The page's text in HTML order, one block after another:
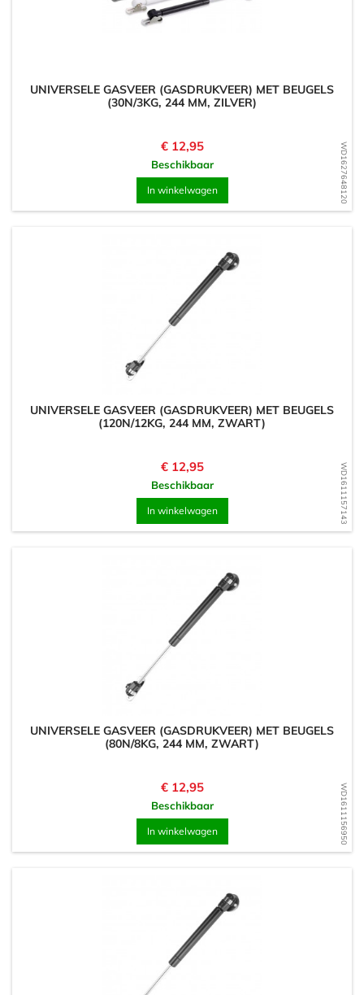
WD1627648120
UNIVERSELE GASVEER (GASDRUKVEER) MET BEUGELS
(30N/3KG, 244 MM, ZILVER)
Prijs
€ 12,95
Beschikbaar
In winkelwagen
WD1611157143
UNIVERSELE GASVEER (GASDRUKVEER) MET BEUGELS
(120N/12KG, 244 MM, ZWART)
Prijs
€ 12,95
Beschikbaar
In winkelwagen
WD1611156950
UNIVERSELE GASVEER (GASDRUKVEER) MET BEUGELS
(80N/8KG, 244 MM, ZWART)
Prijs
€ 12,95
Beschikbaar
In winkelwagen